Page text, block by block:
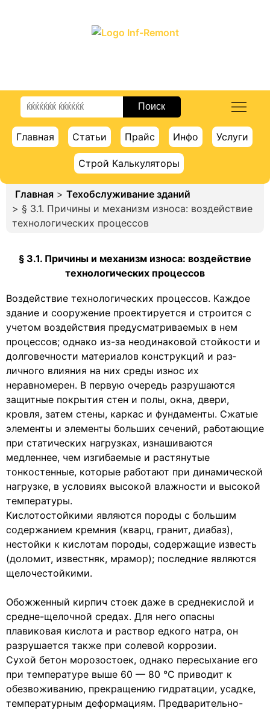
Главная Статьи Прайс Инфо Услуги
Строй Калькуляторы
Главная > Техобслуживание зданий
> § 3.1. Причины и механизм износа: воздействие
технологических процессов
§ 3.1. Причины и механизм износа: воздействие
технологических процессов
Воздействие технологических процессов. Каждое
здание и сооружение проектируется и строится с
учетом воздействия предусматриваемых в нем
процессов; однако из-за неодинако­вой стойкости и
долговечности материалов конструкций и раз­
личного влияния на них среды износ их
неравномерен. В пер­вую очередь разрушаются
защитные покрытия стен и полы, окна, двери,
кровля, затем стены, каркас и фундаменты. Сжа­тые
элементы и элементы больших сечений, работающие
при статических нагрузках, изнашиваются
медленнее, чем изгибае­мые и растянутые
тонкостенные, которые работают при дина­мической
нагрузке, в условиях высокой влажности и высокой
температуры.
Кислотостойкими являются породы с большим
содержанием кремния (кварц, гранит, диабаз),
нестойки к кислотам породы, содержащие известь
(доломит, известняк, мрамор); последние являются
щелочестойкими.
Обожженный кирпич стоек даже в среднекислой и
средне-щелочной средах. Для него опасны
плавиковая кислота и рас­твор едкого натра, он
разрушается также при солевой кор­розии.
Сухой бетон морозостоек, однако пересыхание его
при тем­пературе выше 60 — 80 °С приводит к
обезвоживанию, прекра­щению гидратации, усадке,
температурным деформациям. Предварительно-